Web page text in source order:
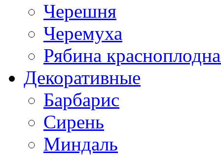
Черешня
Черемуха
Рябина
Декоративные
Барбарис
Сирень
Миндаль